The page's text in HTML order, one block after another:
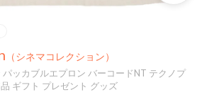
（シネマコレクション）
パッカブルエプロン バーコードNT テクノプ
ギフト プレゼント グッズ